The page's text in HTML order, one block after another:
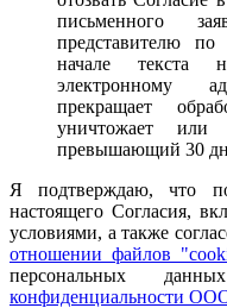
письменного
представителю
начале текста
электронному
прекращает
уничтожает
превышающий 30
Я подтверждаю, что
настоящего Согласия,
условиями, а также
отношении файлов
персональных
конфиденциальности